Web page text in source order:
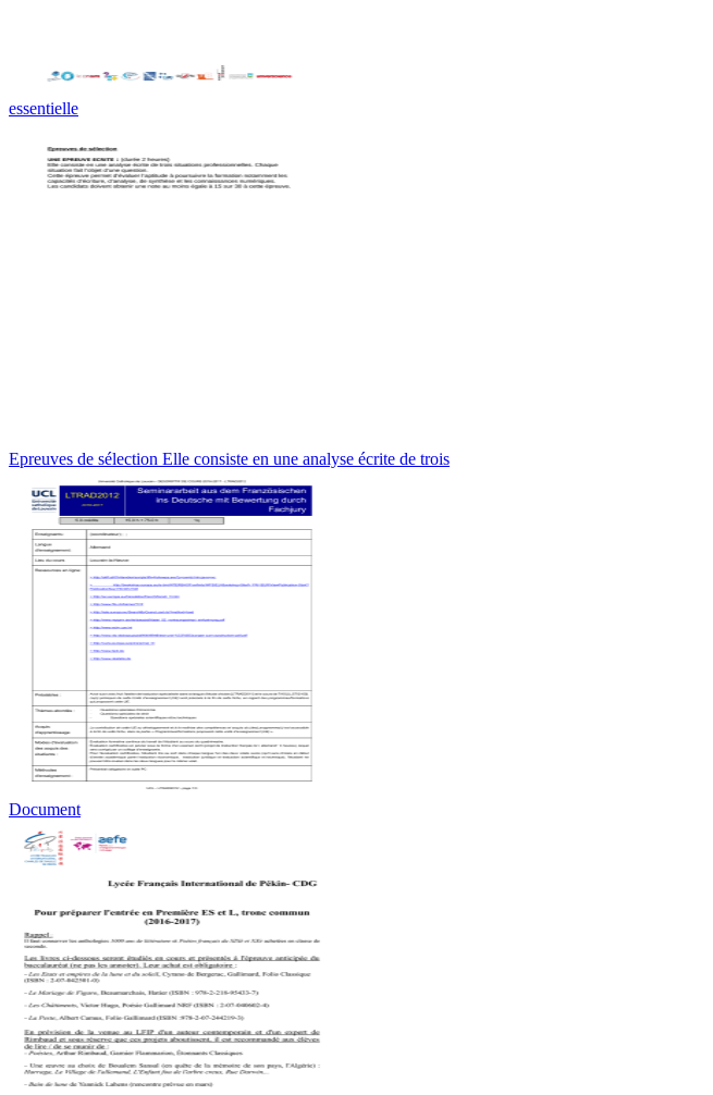
essentielle
Epreuves de sélection Elle consiste en une analyse écrite de trois
Document